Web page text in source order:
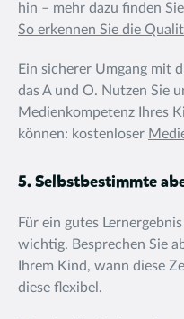
hin – mehr dazu finden
So erkennen Sie die
Ein sicherer Umgang mit
das A und O. Nutzen Sie
Medienkompetenz Ihres
können: kostenloser
5. Selbstbestimmte
Für ein gutes
wichtig. Besprechen Sie
Ihrem Kind, wann diese
diese flexibel.